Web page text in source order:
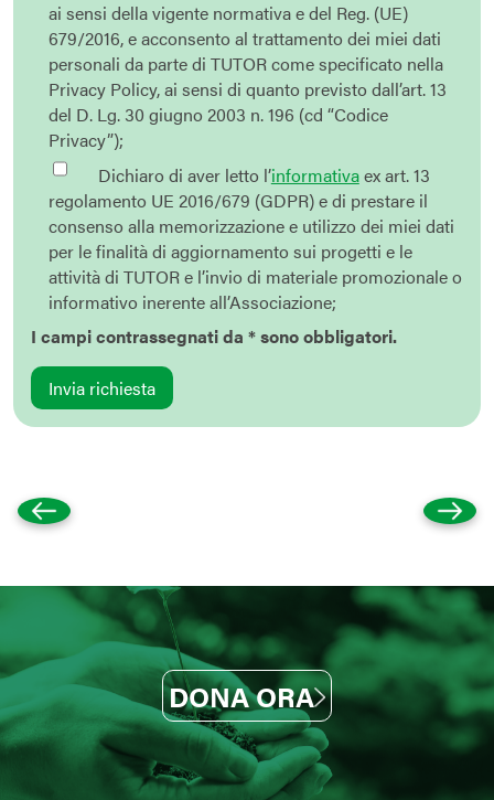
ai sensi della vigente normativa e del Reg. (UE)
679/2016, e acconsento al trattamento dei miei dati
personali da parte di TUTOR come specificato nella
Privacy Policy, ai sensi di quanto previsto dall’art. 13
del D. Lg. 30 giugno 2003 n. 196 (cd “Codice
Privacy”);
Dichiaro di aver letto l’informativaex art. 13
regolamento UE 2016/679 (GDPR) e di prestare il
consenso alla memorizzazione e utilizzo dei miei dati
per le finalità di aggiornamento sui progetti e le
attività di TUTOR e l’invio di materiale promozionale o
informativo inerente all’Associazione;
I campi contrassegnati da * sono obbligatori.
DONA ORA